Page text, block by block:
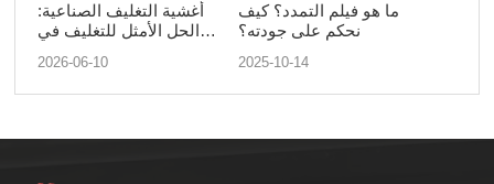
أغشية التغليف الصناعية:
الحل الأمثل للتغليف في
وحماية المنتجات
2026-06-10
ما هو فيلم التمدد؟ كيف
نحكم على جودته؟
2025-10-14